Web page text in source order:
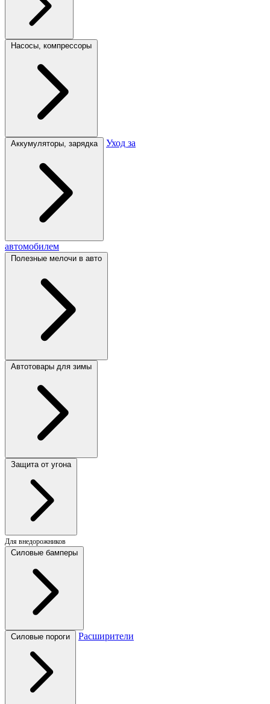
Насосы, компрессоры
Аккумуляторы, зарядка Уход за
автомобилем
Полезные мелочи в авто
Автотовары для зимы
Защита от угона
Для внедорожников
Силовые бамперы
Силовые пороги Расширители